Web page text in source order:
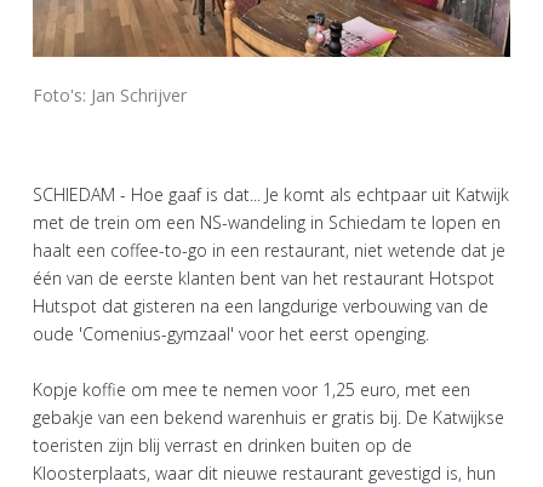
Foto's: Jan Schrijver
SCHIEDAM - Hoe gaaf is dat... Je komt als echtpaar uit Katwijk
met de trein om een NS-wandeling in Schiedam te lopen en
haalt een coffee-to-go in een restaurant, niet wetende dat je
één van de eerste klanten bent van het restaurant Hotspot
Hutspot dat gisteren na een langdurige verbouwing van de
oude 'Comenius-gymzaal' voor het eerst openging.
Kopje koffie om mee te nemen voor 1,25 euro, met een
gebakje van een bekend warenhuis er gratis bij. De Katwijkse
toeristen zijn blij verrast en drinken buiten op de
Kloosterplaats, waar dit nieuwe restaurant gevestigd is, hun